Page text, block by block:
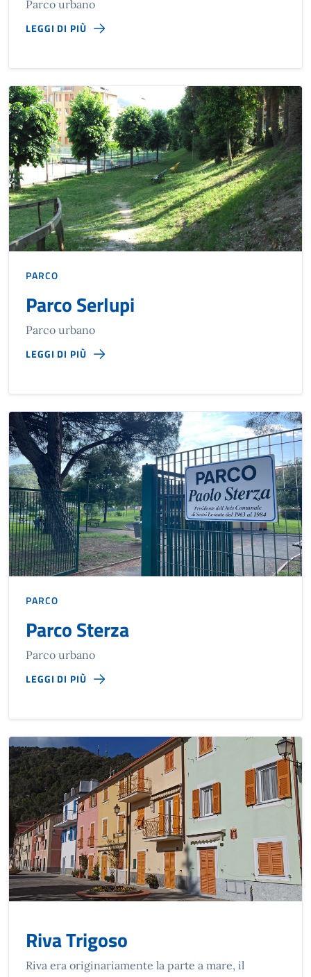
Parco urbano
LEGGI DI PIÙ
PARCO
Parco Serlupi
Parco urbano
LEGGI DI PIÙ
PARCO
Parco Sterza
Parco urbano
LEGGI DI PIÙ
Riva Trigoso
Riva era originariamente la parte a mare, il